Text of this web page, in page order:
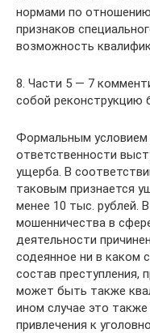
нормами по
признаков
возможность
8. Части 5 — 7
собой реконструкцию
Формальным условием
ответственности
ущерба. В
таковым признается
менее 10 тыс. рублей.
мошенничества в
деятельности
содеянное ни в каком
состав преступления,
может быть также
ином случае это
привлечения к